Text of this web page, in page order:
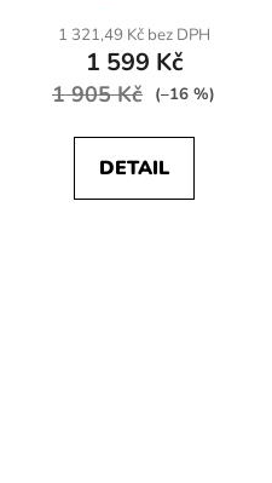
1 321,49 Kč bez DPH
1 599 Kč
1 905 Kč (–16 %)
DETAIL